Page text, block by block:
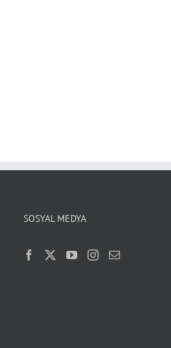
SOSYAL MEDYA